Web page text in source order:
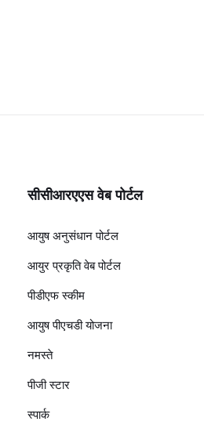
सीसीआरएएस वेब पोर्टल
आयुष अनुसंधान पोर्टल
आयुर प्रकृति वेब पोर्टल
पीडीएफ स्कीम
आयुष पीएचडी योजना
नमस्ते
पीजी स्टार
स्पार्क